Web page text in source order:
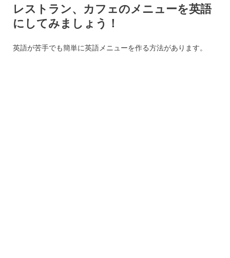
レストラン、カフェのメニューを英語
にしてみましょう！
英語が苦手でも簡単に英語メニューを作る方法があります。